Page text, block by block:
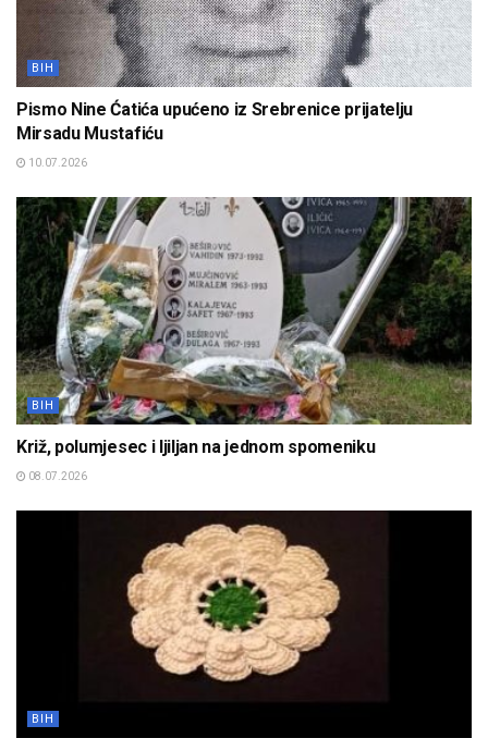
BIH
Pismo Nine Ćatića upućeno iz Srebrenice prijatelju
Mirsadu Mustafiću
10.07.2026
BIH
Križ, polumjesec i ljiljan na jednom spomeniku
08.07.2026
BIH